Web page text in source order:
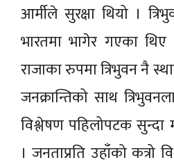
आर्मीले सुरक्षा थियो ।
भारतमा भागेर गएका थिए
राजाका रुपमा त्रिभुवन नै
जनक्रान्तिको साथ
विश्लेषण पहिलोपटक
। जनताप्रति उहाँको कत्रो